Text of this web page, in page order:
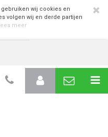
wij cookies en
volgen wij en derde partijen
meer